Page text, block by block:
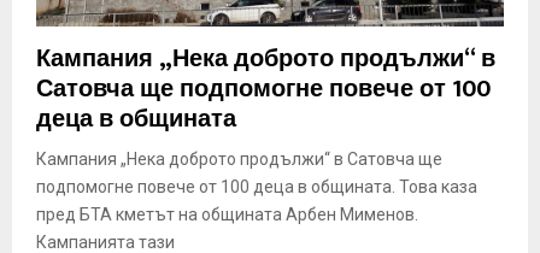
Кампания „Нека доброто продължи“ в
Сатовча ще подпомогне повече от 100
деца в общината
Кампания „Нека доброто продължи“ в Сатовча ще
подпомогне повече от 100 деца в общината. Това каза
пред БТА кметът на общината Арбен Мименов.
Кампанията тази